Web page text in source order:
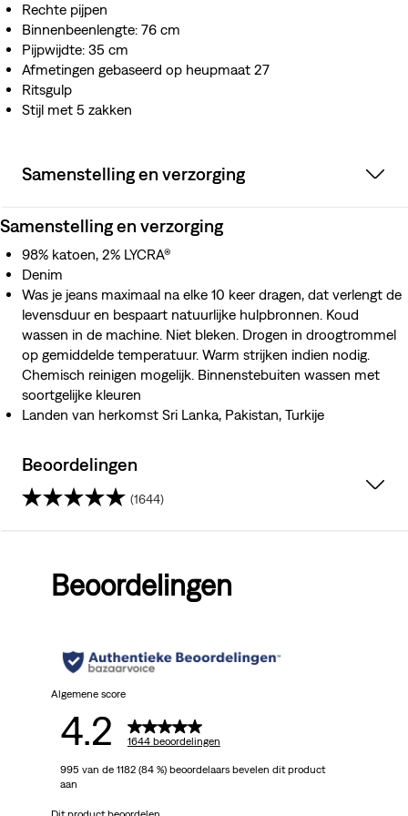
Rechte pijpen
Binnenbeenlengte: 76 cm
Pijpwijdte: 35 cm
Afmetingen gebaseerd op heupmaat 27
Ritsgulp
Stijl met 5 zakken
Samenstelling en verzorging
Samenstelling en verzorging
98% katoen, 2% LYCRA®
Denim
Was je jeans maximaal na elke 10 keer dragen, dat verlengt de
levensduur en bespaart natuurlijke hulpbronnen. Koud
wassen in de machine. Niet bleken. Drogen in droogtrommel
op gemiddelde temperatuur. Warm strijken indien nodig.
Chemisch reinigen mogelijk. Binnenstebuiten wassen met
soortgelijke kleuren
Landen van herkomst Sri Lanka, Pakistan, Turkije
Beoordelingen
(1644)
sterren.
1644
beoordelingen
Beoordelingen
Algemene score
4.2 1644 beoordelingen
995 van de 1182 (84 %) beoordelaars bevelen dit product
aan